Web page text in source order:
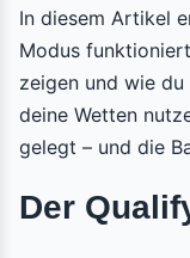
In diesem Artikel
Modus
zeigen und wie
deine Wetten
gelegt – und die
Der